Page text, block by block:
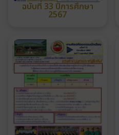
ฉบับที่ 33 ปีการศึกษา
2567